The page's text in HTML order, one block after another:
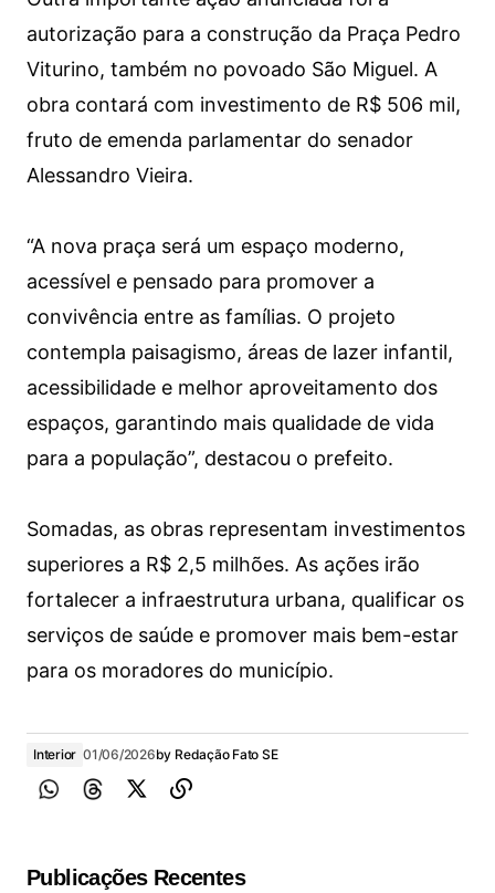
autorização para a construção da Praça Pedro
Viturino, também no povoado São Miguel. A
obra contará com investimento de R$ 506 mil,
fruto de emenda parlamentar do senador
Alessandro Vieira.
“A nova praça será um espaço moderno,
acessível e pensado para promover a
convivência entre as famílias. O projeto
contempla paisagismo, áreas de lazer infantil,
acessibilidade e melhor aproveitamento dos
espaços, garantindo mais qualidade de vida
para a população”, destacou o prefeito.
Somadas, as obras representam investimentos
superiores a R$ 2,5 milhões. As ações irão
fortalecer a infraestrutura urbana, qualificar os
serviços de saúde e promover mais bem-estar
para os moradores do município.
Interior 01/06/2026by Redação Fato SE
Publicações Recentes